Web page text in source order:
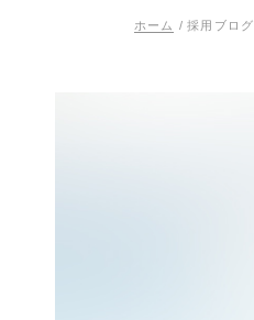
ホーム / 採用ブログ